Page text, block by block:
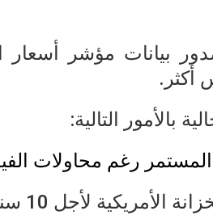
بيانات مؤشر أسعار
أكثر.
بالأمور التالية:
رغم محاولات
لأجل 10 سنوات بنسبة 2٪.